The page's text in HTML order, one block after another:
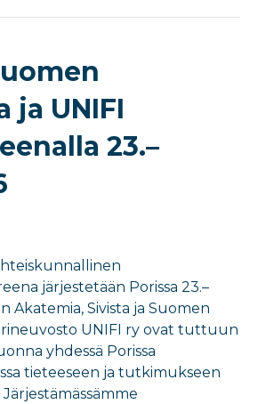
ja UNIFI
23.–
järjestetään Porissa 23.–
Akatemia, Sivista ja Suomen
UNIFI ry ovat tuttuun
yhdessä Porissa
tieteeseen ja tutkimukseen